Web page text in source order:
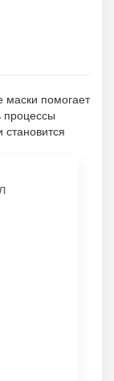
помогает
процессы